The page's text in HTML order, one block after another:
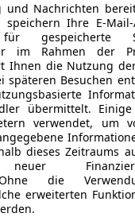
und Nachrichten
Ihre E-Mail-
gespeicherte
im Rahmen der
Ihnen die Nutzung
späteren Besuchen
übermittelt. Einige
verwendet, um
dieses Zeitraums
Ohne die
erweiterten